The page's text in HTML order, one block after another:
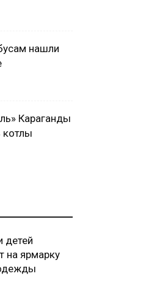
нашли
Караганды
котлы
детей
на ярмарку